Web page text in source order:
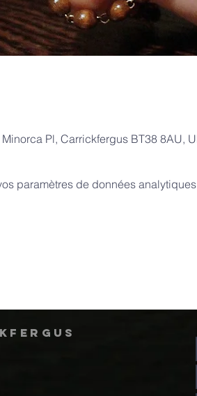
Pl, Carrickfergus BT38 8AU,
paramètres de données